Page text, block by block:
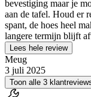
bevestiging maar je
aan de tafel. Houd er
spant, de hoes heel
langere termijn blijft
Lees hele review
Meug
3 juli 2025
Toon alle 3